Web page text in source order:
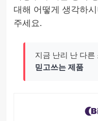
대해 어떻게 생각하
주세요.
지금 난리 난 다
믿고쓰는 제품